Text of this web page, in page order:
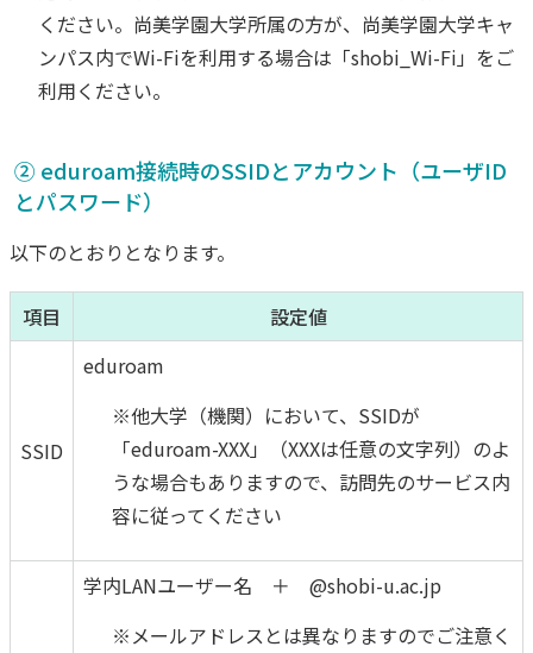
ください。尚美学園大学所属の方が、尚美学園大学キャ
ンパス内でWi-Fiを利用する場合は「shobi_Wi-Fi」をご
利用ください。
② eduroam接続時のSSIDとアカウント（ユーザID
とパスワード）
以下のとおりとなります。
項目 設定値
SSID
eduroam
※他大学（機関）において、SSIDが
「eduroam-XXX」（XXXは任意の文字列）のよ
うな場合もありますので、訪問先のサービス内
容に従ってください
学内LANユーザー名 ＋ @shobi-u.ac.jp
※メールアドレスとは異なりますのでご注意く